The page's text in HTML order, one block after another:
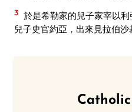
3 於是希勒家的兒子家宰以
兒子史官約亞，出來見拉伯沙